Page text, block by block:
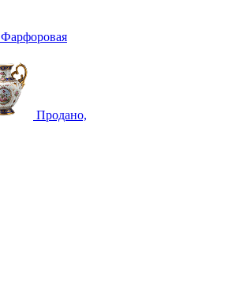
Фарфоровая
Продано,